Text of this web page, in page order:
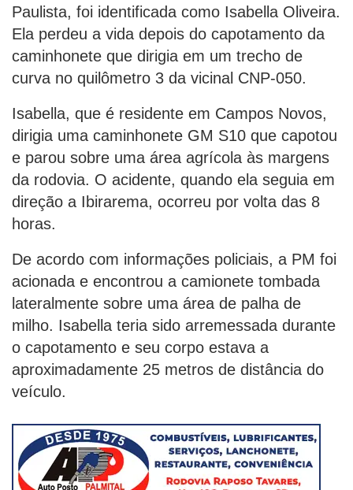
Paulista, foi identificada como Isabella Oliveira.
Ela perdeu a vida depois do capotamento da
caminhonete que dirigia em um trecho de
curva no quilômetro 3 da vicinal CNP-050.
Isabella, que é residente em Campos Novos,
dirigia uma caminhonete GM S10 que capotou
e parou sobre uma área agrícola às margens
da rodovia. O acidente, quando ela seguia em
direção a Ibirarema, ocorreu por volta das 8
horas.
De acordo com informações policiais, a PM foi
acionada e encontrou a camionete tombada
lateralmente sobre uma área de palha de
milho. Isabella teria sido arremessada durante
o capotamento e seu corpo estava a
aproximadamente 25 metros de distância do
veículo.